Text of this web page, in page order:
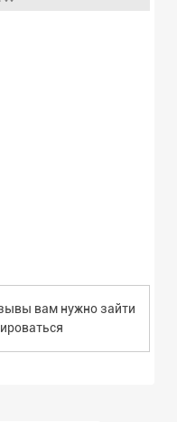
ужасной ситуации он
вместе с безумцем,
ввязаться в такую
самому себе.
вам нужно зайти